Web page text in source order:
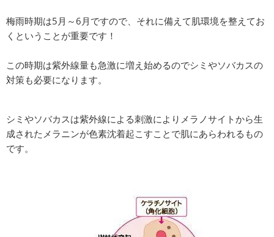
梅雨時期は5月～6月ですので、それに備えて肌環境を整えてお
くということが重要です！
この時期は紫外線量も急激に増え始めるのでシミやソバカスの
対策も必要になります。
シミやソバカスは紫外線による刺激によりメラノサイトから生
成されたメラニンが色素沈着起こすことで肌にあらわれるもの
です。